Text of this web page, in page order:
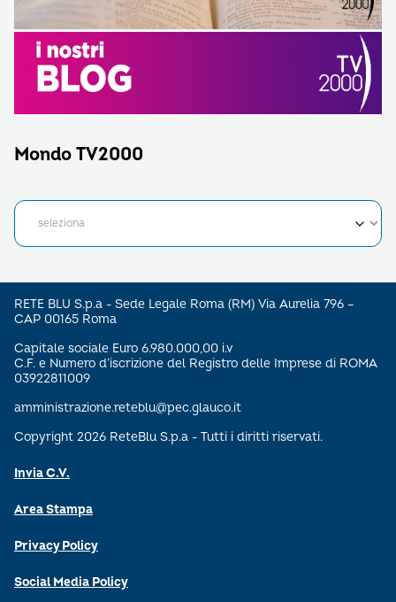
Mondo TV2000
RETE BLU S.p.a - Sede Legale Roma (RM) Via Aurelia 796 –
CAP 00165 Roma
Capitale sociale Euro 6.980.000,00 i.v
C.F. e Numero d’iscrizione del Registro delle Imprese di ROMA
03922811009
amministrazione.reteblu@pec.glauco.it
Copyright 2026 ReteBlu S.p.a - Tutti i diritti riservati.
Invia C.V.
Area Stampa
Privacy Policy
Social Media Policy